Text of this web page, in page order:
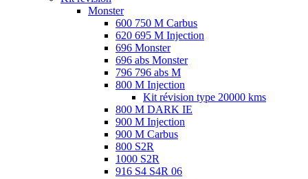
Monster
600 750 M Carbus
620 695 M Injection
696 Monster
696 abs Monster
796 796 abs M
800 M Injection
Kit révision type 20000 kms
800 M DARK IE
900 M Injection
900 M Carbus
800 S2R
1000 S2R
916 S4 S4R 06